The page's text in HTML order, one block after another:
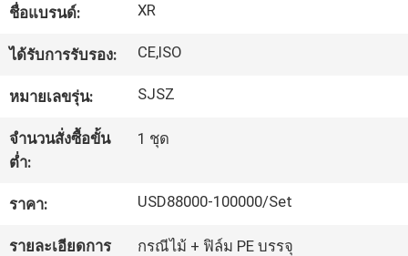
วิดีโอ
กับ
เรา
ชื่อแบรนด์: XR
ได้รับการรับรอง: CE,ISO
หมายเลขรุ่น: SJSZ
จำนวนสั่งซื้อขั้น
ต่ำ:
1 ชุด
ราคา: USD88000-100000/Set
รายละเอียดการ
กรณีไม้ + ฟิล์ม PE บรรจุ